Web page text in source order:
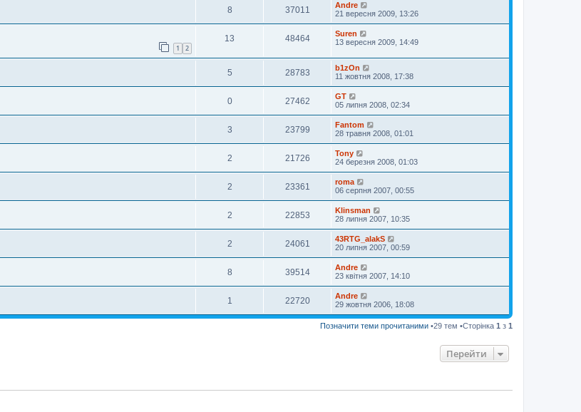
8 37011
Andre
21 вересня 2009, 13:26
1 2
13 48464
Suren
13 вересня 2009, 14:49
5 28783
b1zOn
11 жовтня 2008, 17:38
0 27462
GT
05 липня 2008, 02:34
3 23799
Fantom
28 травня 2008, 01:01
2 21726
Tony
24 березня 2008, 01:03
2 23361
roma
06 серпня 2007, 00:55
2 22853
Klinsman
28 липня 2007, 10:35
2 24061
43RTG_alakS
20 липня 2007, 00:59
8 39514
Andre
23 квітня 2007, 14:10
1 22720
Andre
29 жовтня 2006, 18:08
Позначити теми прочитаними •29 тем •Сторінка 1 з 1
Перейти